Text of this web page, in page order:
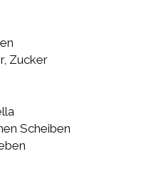
Zucker
Scheiben